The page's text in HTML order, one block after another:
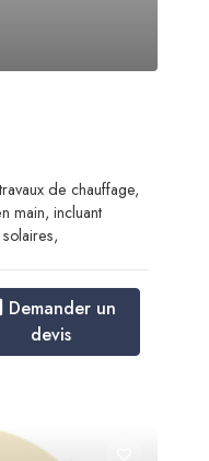
de chauffage,
main, incluant
Demander un
devis